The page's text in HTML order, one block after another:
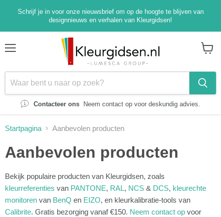
Schrijf je in voor onze nieuwsbrief om op de hoogte te blijven van
designnieuws en verhalen van Kleurgidsen!
Contacteer ons Neem contact op voor deskundig advies.
Startpagina Aanbevolen producten
Aanbevolen producten
Bekijk populaire producten van Kleurgidsen, zoals
kleurreferenties van PANTONE, RAL, NCS & DCS, kleurechte
monitoren van BenQ en EIZO, en kleurkalibratie-tools van
Calibrite. Gratis bezorging vanaf €150. Neem contact op voor